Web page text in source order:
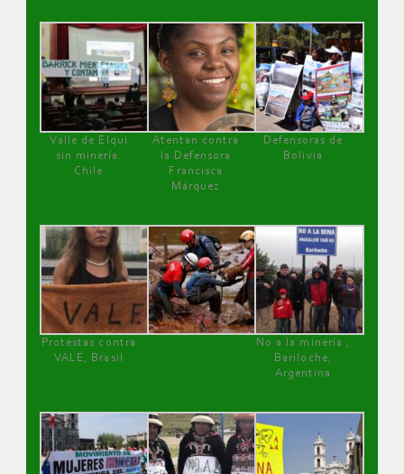
Valle de Elqui
sin minería.
Chile
Atentan contra
la Defensora
Francisca
Márquez
Defensoras de
Bolivia
Protestas contra
VALE, Brasil
No a la minería ,
Bariloche,
Argentina